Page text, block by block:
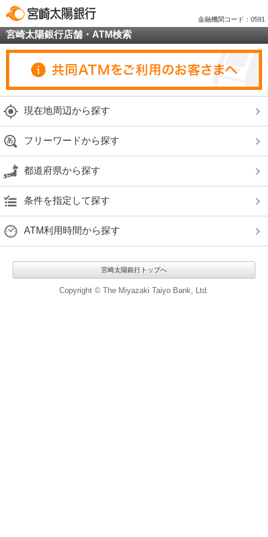
金融機関コード：0591
宮崎太陽銀行店舗・ATM検索
現在地周辺から探す
フリーワードから探す
都道府県から探す
条件を指定して探す
ATM利用時間から探す
宮崎太陽銀行トップへ
Copyright © The Miyazaki Taiyo Bank, Ltd.